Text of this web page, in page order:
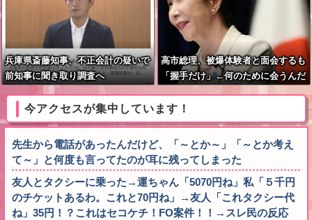
兵庫県斎藤知事、不正会計の疑いで
前知事に聞き取り調査へ
高市総理、被爆体験者と面会するも
「握手だけ」←何のために会うんだ
今アクセスが集中しています！
先生から電話があったんだけど、「～とか～」「～とか考え
て～」と何度も言ってたのが耳に残ってしまった
友人とタクシーに乗った→運ちゃん「5070円ね」私「５千円
のチケットあるわ。これと70円ね」→友人「これタクシー代
ね」35円！？これはセコケチ！FO案件！！→スレ民の反応